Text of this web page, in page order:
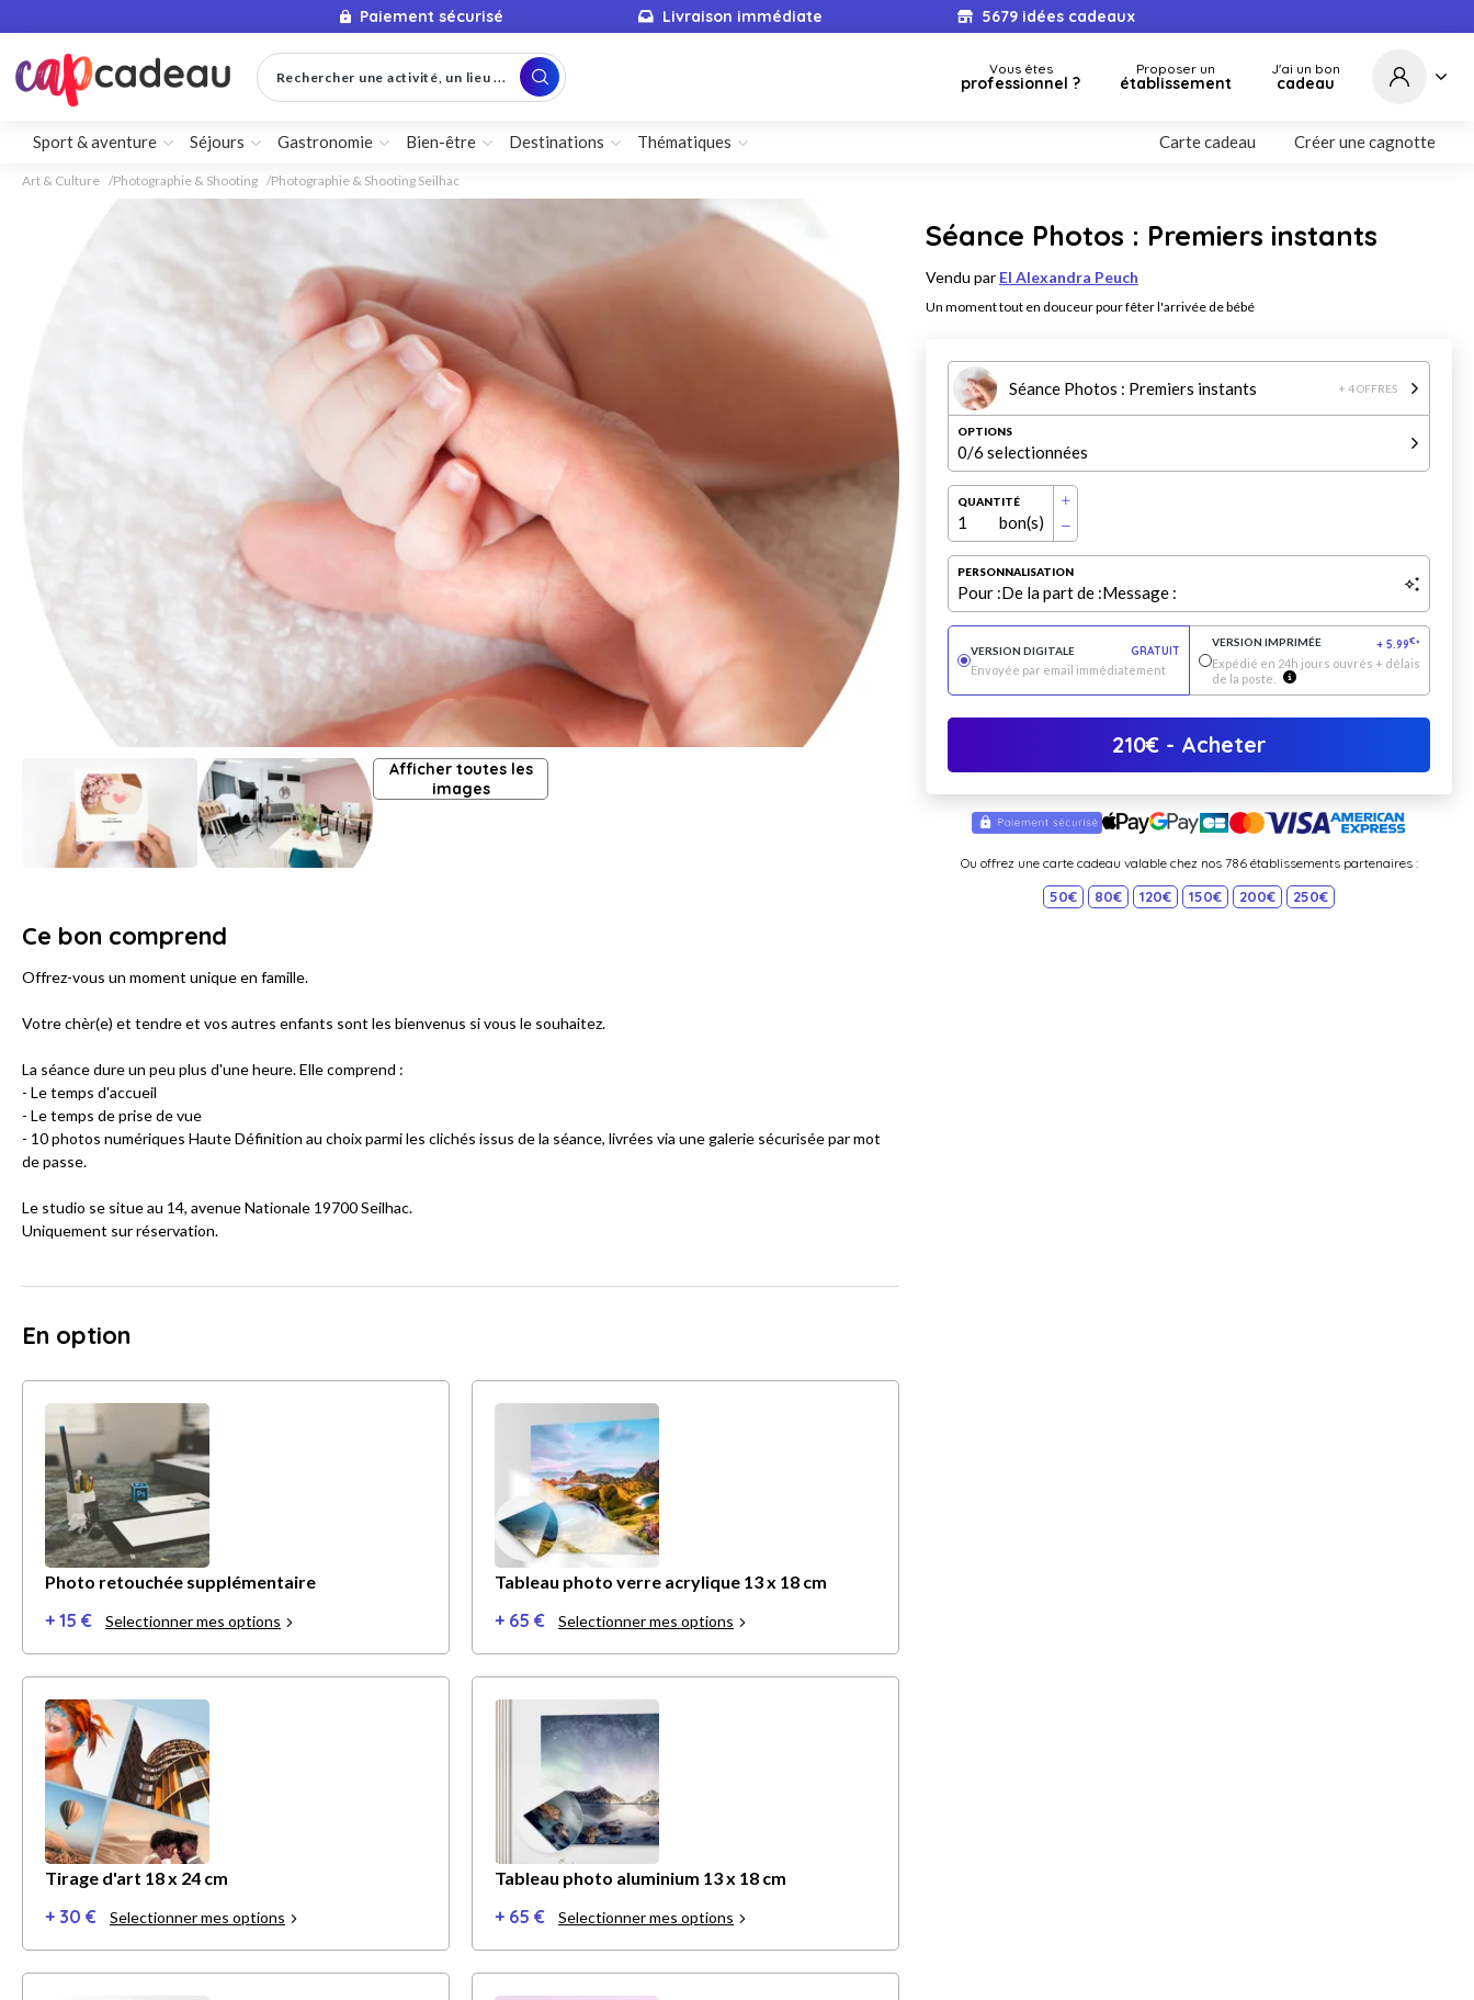
Paiement sécurisé Livraison immédiate 5679 idées cadeaux
Rechercher une activité, un lieu ... Vous êtes
professionnel ?
Proposer un
établissement
J'ai un bon
cadeau
Sport & aventure Séjours Gastronomie Bien-être Destinations Thématiques Carte cadeau Créer une cagnotte
Art & Culture Photographie & Shooting Photographie & Shooting Seilhac
Afficher toutes les
images
Séance Photos : Premiers instants
Vendu par EI Alexandra Peuch
Un moment tout en douceur pour fêter l'arrivée de bébé
Séance Photos : Premiers instants + 4 OFFRES
OPTIONS
0/6 selectionnées
QUANTITÉ
1 bon(s)
PERSONNALISATION
Pour :De la part de :Message :
VERSION DIGITALE
GRATUIT
Envoyée par email immédiatement
VERSION IMPRIMÉE + 5.99€*
Expédié en 24h jours ouvrés + délais
de la poste.
210€- Acheter
Ou offrez une carte cadeau valable chez nos 786 établissements partenaires :
50€ 80€ 120€ 150€ 200€ 250€
Ce bon comprend
Offrez-vous un moment unique en famille.
Votre chèr(e) et tendre et vos autres enfants sont les bienvenus si vous le souhaitez.
La séance dure un peu plus d'une heure. Elle comprend :
- Le temps d'accueil
- Le temps de prise de vue
- 10 photos numériques Haute Définition au choix parmi les clichés issus de la séance, livrées via une galerie sécurisée par mot
de passe.
Le studio se situe au 14, avenue Nationale 19700 Seilhac.
Uniquement sur réservation.
En option
Photo retouchée supplémentaire
+ 15 € Selectionner mes options
Tirage d'art 18 x 24 cm
+ 30 € Selectionner mes options
Tableau photo verre acrylique 13 x 18 cm
+ 65 € Selectionner mes options
Tableau photo aluminium 13 x 18 cm
+ 65 € Selectionner mes options